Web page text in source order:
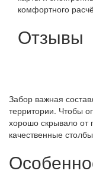
комфортного
Отзывы
Забор важная
территории. Чтобы
хорошо скрывало от
качественные